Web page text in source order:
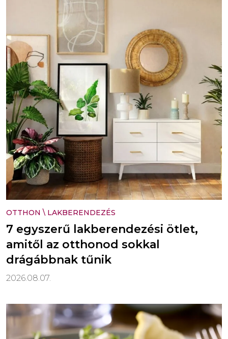
OTTHON \ LAKBERENDEZÉS
7 egyszerű lakberendezési ötlet,
amitől az otthonod sokkal
drágábbnak tűnik
2026.08.07.